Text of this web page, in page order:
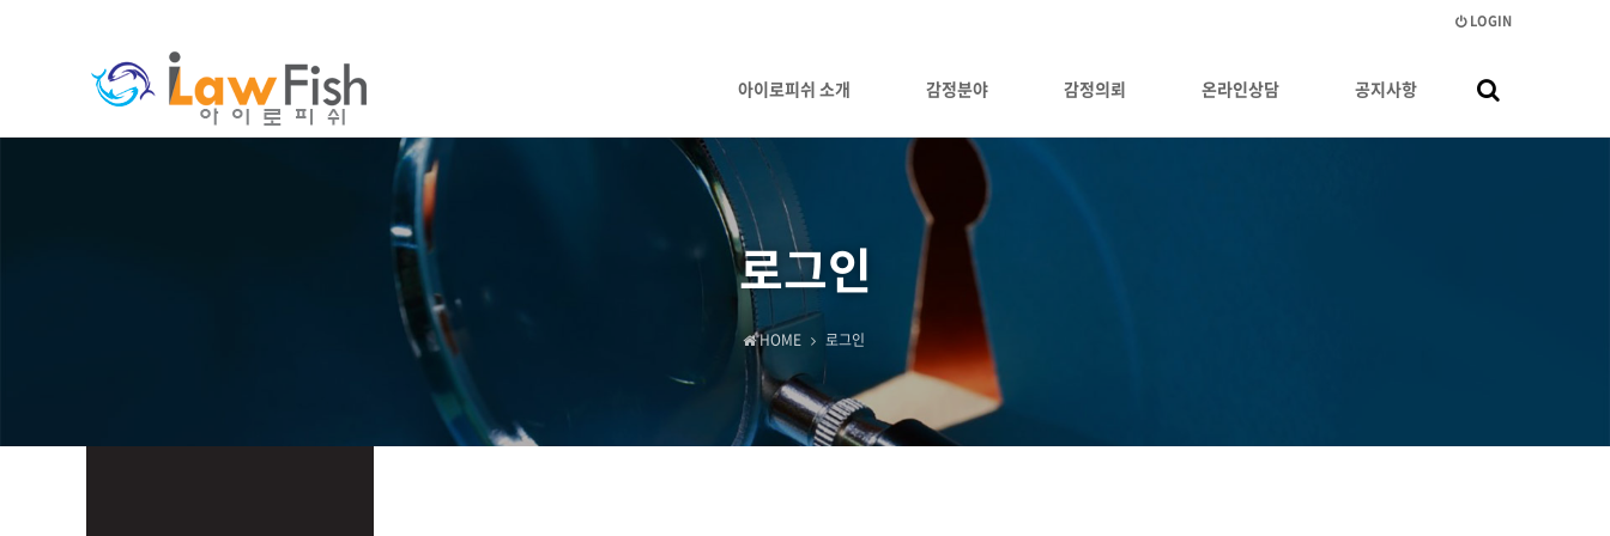
LOGIN
아이로피쉬 소개 감정분야 감정의뢰 온라인상담
하위분류
공지사항
로그인
HOME 로그인